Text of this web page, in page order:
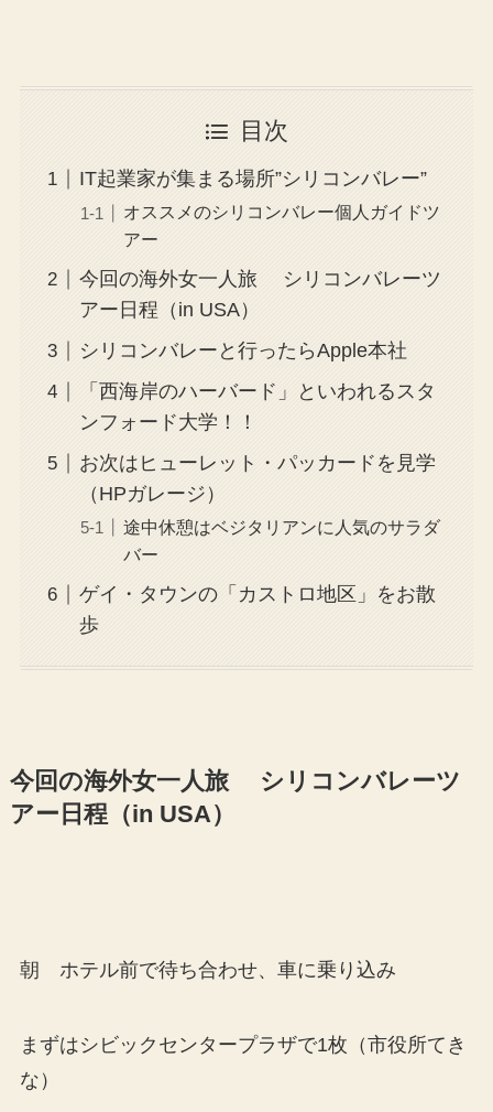
目次
IT起業家が集まる場所”シリコンバレー”
オススメのシリコンバレー個人ガイドツ
アー
今回の海外女一人旅 シリコンバレーツ
アー日程（in USA）
シリコンバレーと行ったらApple本社
「西海岸のハーバード」といわれるスタ
ンフォード大学！！
お次はヒューレット・パッカードを見学
（HPガレージ）
途中休憩はベジタリアンに人気のサラダ
バー
ゲイ・タウンの「カストロ地区」をお散
歩
今回の海外女一人旅 シリコンバレーツ
アー日程（in USA）
朝 ホテル前で待ち合わせ、車に乗り込み
まずはシビックセンタープラザで1枚（市役所てき
な）